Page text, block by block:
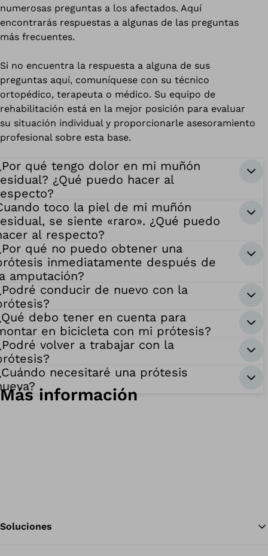
numerosas preguntas a los afectados. Aquí
encontrarás respuestas a algunas de las preguntas
más frecuentes.
Si no encuentra la respuesta a alguna de sus
preguntas aquí, comuníquese con su técnico
ortopédico, terapeuta o médico. Su equipo de
rehabilitación está en la mejor posición para evaluar
su situación individual y proporcionarle asesoramiento
profesional sobre esta base.
qué tengo dolor en mi muñón
¿Qué puedo hacer al
toco la piel de mi muñón
se siente «raro». ¿Qué puedo
al respecto?
qué no puedo obtener una
inmediatamente después de
amputación?
conducir de nuevo con la
debo tener en cuenta para
en bicicleta con mi prótesis?
volver a trabajar con la
necesitaré una prótesis
Más información
Soluciones